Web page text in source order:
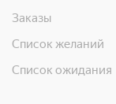
Заказы
Список желаний
Список ожидания